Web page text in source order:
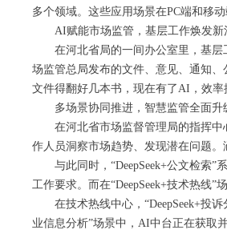
多个领域。这些应用场景在PC端和移
AI赋能市场监管，基层工作焕发新
在河北省局的一间办公室里，基层
场监管总局发布的文件、意见、通知
文件得翻好几本书，现在有了AI，效
多场景协同推进，智慧监管全面升
在河北省市场监督管理局的指挥中
作人员洞察市场趋势、发现潜在问题
与此同时，“DeepSeek+公文检索
工作要求。而在“DeepSeek+技术热线
在技术热线中心，“DeepSeek+投
业信息分析”场景中，AI中台正在获取